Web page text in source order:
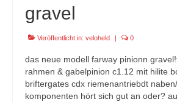
gravel
Veröffentlicht in: veloheld | 0
das neue modell farway pinionn
rahmen & gabelpinion c1.12 mit hilite
briftergates cdx riemenantriebdt
komponenten hört sich gut an oder?